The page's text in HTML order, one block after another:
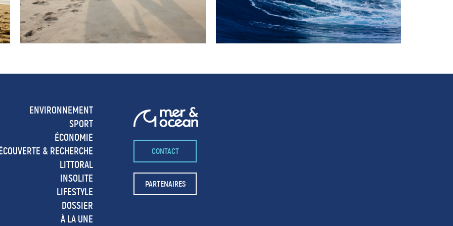
ENVIRONNEMENT
SPORT
ÉCONOMIE
& RECHERCHE
LITTORAL
INSOLITE
LIFESTYLE
DOSSIER
À LA UNE
CONTACT
PARTENAIRES